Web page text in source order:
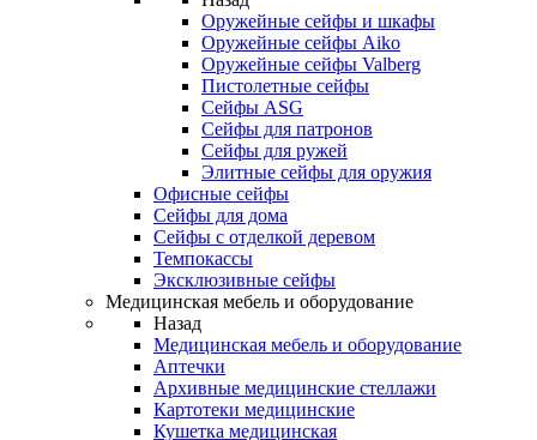
Оружейные сейфы и шкафы
Оружейные сейфы Aiko
Оружейные сейфы Valberg
Пистолетные сейфы
Сейфы ASG
Сейфы для патронов
Сейфы для ружей
Элитные сейфы для оружия
Офисные сейфы
Сейфы для дома
Сейфы с отделкой деревом
Темпокассы
Эксклюзивные сейфы
Медицинская мебель и оборудование
Назад
Медицинская мебель и оборудование
Аптечки
Архивные медицинские стеллажи
Картотеки медицинские
Кушетка медицинская